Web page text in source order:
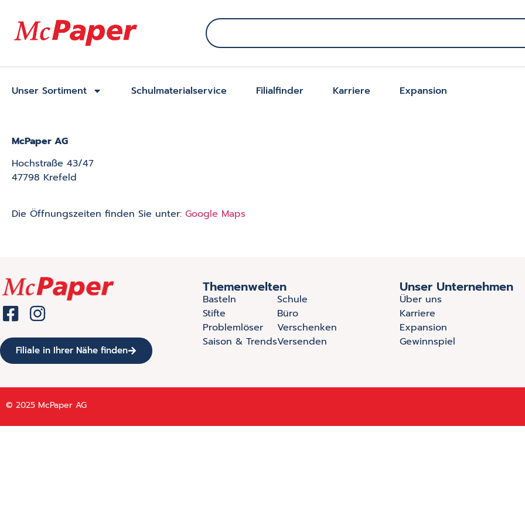
Unser Sortiment Schulmaterialservice Filialfinder Karriere Expansion
McPaper AG
Hochstraße 43/47
47798 Krefeld
Die Öffnungszeiten finden Sie unter: Google Maps
Filiale in Ihrer Nähe finden
Themenwelten
Basteln
Stifte
Problemlöser
Saison & Trends
Schule
Büro
Verschenken
Versenden
Unser Unternehmen
Über uns
Karriere
Expansion
Gewinnspiel
© 2025 McPaper AG